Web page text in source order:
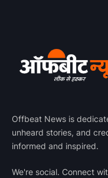
Offbeat News is
unheard stories, and
informed and inspired.
We're social. Connect